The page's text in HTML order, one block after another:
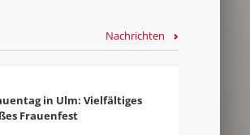
Nachrichten
in Ulm: Vielfältiges
Frauenfest